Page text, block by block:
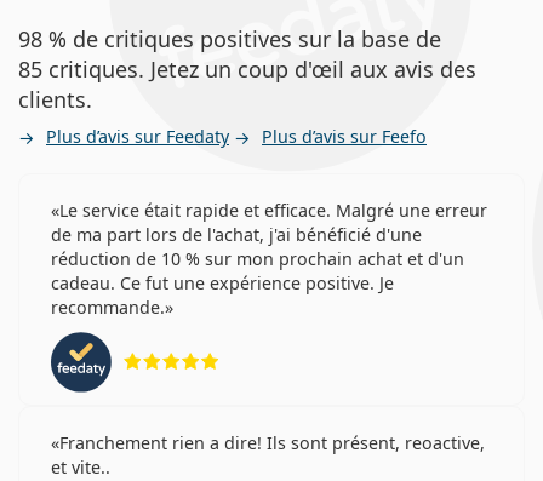
98 % de critiques positives sur la base de
85 critiques. Jetez un coup d'œil aux avis des
clients.
Plus d’avis sur Feedaty Plus d’avis sur Feefo
Le service était rapide et efficace. Malgré une erreur
de ma part lors de l'achat, j'ai bénéficié d'une
réduction de 10 % sur mon prochain achat et d'un
cadeau. Ce fut une expérience positive. Je
recommande.
Franchement rien a dire! Ils sont présent, reoactive,
et vite..